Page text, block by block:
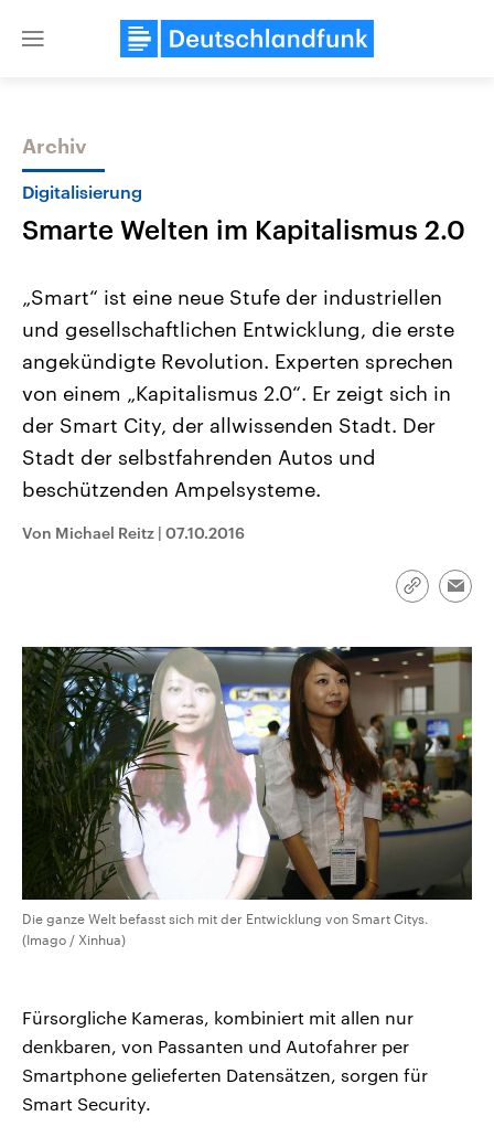
Close
Themen
Landtagswahl Sachsen-Anhalt
2026
Alle Informationen
Sachsen-Anhalt wählt am 6.
September 2026 einen neuen
Bundesland von einer Koalition aus
Umfragen, Prognosen,
Wahlprogramme, aktuelle Berichte
USA
Aktuelle Beiträge,
Hintergründe
Wirtschaftlich und
gehören die Vereinigten
mit großem Einfluss auf
Archiv
Digitalisierung
Smarte Welten im Kapitalismus 2.0
„Smart“ ist eine neue Stufe der industriellen
und gesellschaftlichen Entwicklung, die erste
angekündigte Revolution. Experten sprechen
von einem „Kapitalismus 2.0“. Er zeigt sich in
der Smart City, der allwissenden Stadt. Der
Stadt der selbstfahrenden Autos und
beschützenden Ampelsysteme.
Von Michael Reitz | 07.10.2016
Link
Die ganze Welt befasst sich mit der Entwicklung von Smart Citys.
(Imago / Xinhua)
Fürsorgliche Kameras, kombiniert mit allen nur
denkbaren, von Passanten und Autofahrer per
Smartphone gelieferten Datensätzen, sorgen für
Smart Security.